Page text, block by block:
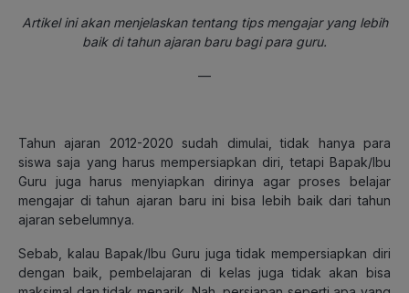
Artikel ini akan menjelaskan tentang tips mengajar yang lebih
baik di tahun ajaran baru bagi para guru.
—
Tahun ajaran 2012-2020 sudah dimulai, tidak hanya para
siswa saja yang harus mempersiapkan diri, tetapi Bapak/Ibu
Guru juga harus menyiapkan dirinya agar proses belajar
mengajar di tahun ajaran baru ini bisa lebih baik dari tahun
ajaran sebelumnya.
Sebab, kalau Bapak/Ibu Guru juga tidak mempersiapkan diri
dengan baik, pembelajaran di kelas juga tidak akan bisa